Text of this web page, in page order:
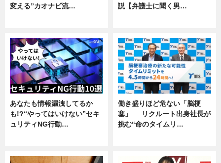
変える”カオナビ流…
説【弁護士に聞く男…
あなたも情報漏洩してるか
も!?“やってはいけない”セキ
ュリティNG行動…
働き盛りほど危ない「脳梗
塞」──リクルート出身社長が
挑む“命のタイムリ…